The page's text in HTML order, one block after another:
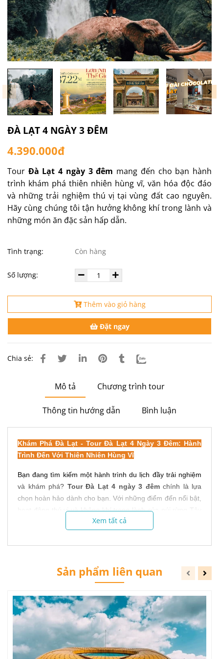
ĐÀ LẠT 4 NGÀY 3 ĐÊM
4.390.000đ
Tour Đà Lạt 4 ngày 3 đêm mang đến cho bạn hành
trình khám phá thiên nhiên hùng vĩ, văn hóa độc đáo
và những trải nghiệm thú vị tại vùng đất cao nguyên.
Hãy cùng chúng tôi tận hưởng không khí trong lành và
những món ăn đặc sản hấp dẫn.
Tình trạng: Còn hàng
Số lượng:
Thêm vào giỏ hàng
Đặt ngay
Chia sẻ:
Mô tả Chương trình tour
Thông tin hướng dẫn Bình luận
Khám Phá Đà Lạt - Tour Đà Lạt 4 Ngày 3 Đêm: Hành
Trình Đến Với Thiên Nhiên Hùng Vĩ
Bạn đang tìm kiếm một hành trình du lịch đầy trải nghiệm
và khám phá? Tour Đà Lạt 4 ngày 3 đêmchính là lựa
chọn hoàn hảo dành cho bạn. Với những điểm đến nổi bật,
hoạt động thú vị và không khí trong lành của núi rừng Tây
Nguyên, chuyến đi này sẽ mang đến cho bạn những kỷ
Tour Đà Lạt không chỉ đơn thuần là một chuyến đi, mà còn
là cơ hội để bạn hòa mình vào vẻ đẹp thiên nhiên và văn
hóa độc đáo của vùng đất cao nguyên. Bạn sẽ được tham
quan các địa điểm nổi tiếng như Thác Bobla hùng vĩ,
Langbiang Land với các trò chơi giải trí hấp dẫn, hay chiêm
bái chùa Linh Phước linh thiêng. Mỗi ngày trong hành trình
đều được thiết kế tỉ mỉ để mang lại cho bạn những trải
nghiệm phong phú nhất.
Xem tất cả
Sản phẩm liên quan